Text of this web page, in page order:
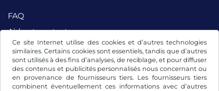
Ce site Internet utilise des cookies et d’autres technologies
similaires. Certains cookies sont essentiels, tandis que d’autres
sont utilisés à des fins d’analyses, de reciblage, et pour diffuser
des contenus et publicités personnalisés nous concernant ou
en provenance de fournisseurs tiers. Les fournisseurs tiers
combinent éventuellement ces informations avec d’autres
FAQ
Aide et contact
Mon compte client
Chercher une commande